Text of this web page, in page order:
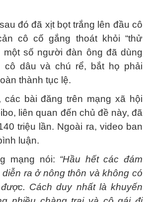
đó đã xịt bọt trắng lên đầu cô
cô cố gắng thoát khỏi “thử
một số người đàn ông đã dùng
dâu và chú rể, bắt họ phải
thành tục lệ.
các bài đăng trên mạng xã hội
liên quan đến chủ đề này, đã
triệu lần. Ngoài ra, video ban
luận.
mạng nói: “Hầu hết các đám
ra ở nông thôn và không có
Cách duy nhất là khuyến